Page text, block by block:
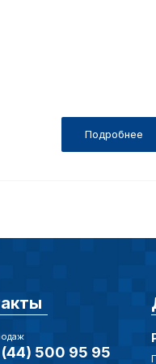
Подробнее
500 95 95
(обязательные)
Отключение